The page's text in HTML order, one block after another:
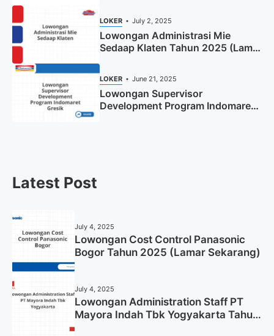
LOKER July 2, 2025
Lowongan Administrasi Mie
Sedaap Klaten Tahun 2025 (Lamar
LOKER June 21, 2025
Lowongan Supervisor
Development Program Indomaret
Latest Post
July 4, 2025
Lowongan Cost Control Panasonic
Bogor Tahun 2025 (Lamar Sekarang)
July 4, 2025
Lowongan Administration Staff PT
Mayora Indah Tbk Yogyakarta Tahun